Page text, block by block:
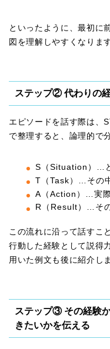
といったように、最初に
図を理解しやすくなります
ステップ② 代わりの
エピソードを話す際は、
で整理すると、論理的で
S（Situation）…
T（Task）…その
A（Action）…実
R（Result）…そ
この流れに沿って話すこ
行動した経験として説得
用いた例文も後に紹介し
ステップ③ その経験
きたいかを伝える